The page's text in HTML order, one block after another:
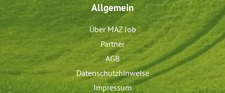
Allgemein
Über MAZ Job
Partner
AGB
Datenschutzhinweise
Impressum